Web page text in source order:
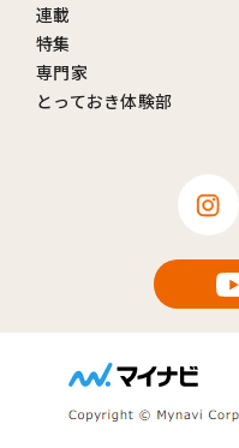
連載
特集
専門家
とっておき体験部